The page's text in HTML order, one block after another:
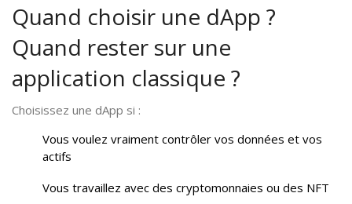
Quand choisir une dApp ?
Quand rester sur une
application classique ?
Choisissez une dApp si :
Vous voulez vraiment contrôler vos données et vos
actifs
Vous travaillez avec des cryptomonnaies ou des NFT